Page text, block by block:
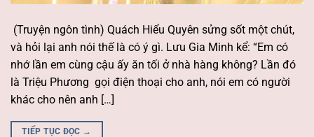
(Truyện ngôn tình) Quách Hiểu Quyên sửng sốt một chút,
và hỏi lại anh nói thế là có ý gì. Lưu Gia Minh kể: “Em có
nhớ lần em cùng cậu ấy ăn tối ở nhà hàng không? Lần đó
là Triệu Phương gọi điện thoại cho anh, nói em có người
khác cho nên anh […]
TIẾP TỤC ĐỌC →